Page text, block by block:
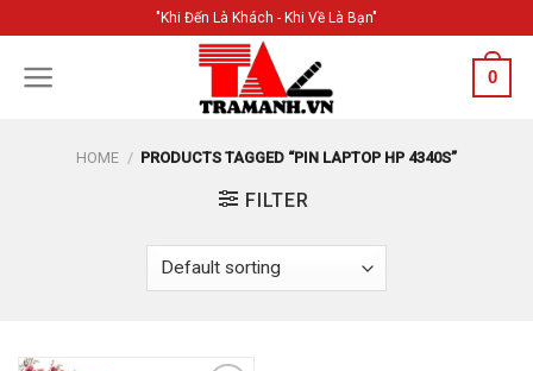
content
"Khi Đến Là Khách - Khi Về Là Bạn"
0
HOME / PRODUCTS TAGGED “PIN LAPTOP HP 4340S”
FILTER